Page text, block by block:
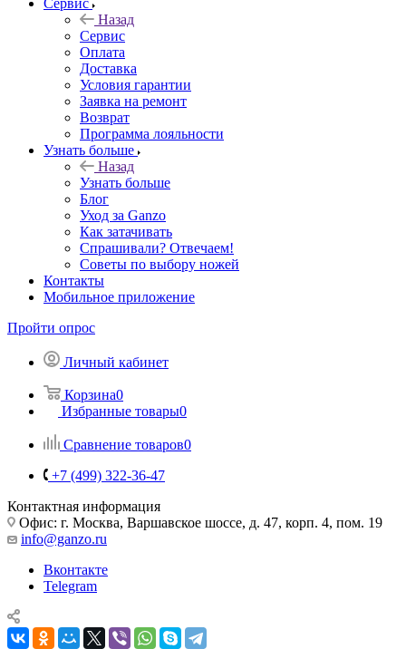
Сервис
Назад
Сервис
Оплата
Доставка
Условия гарантии
Заявка на ремонт
Возврат
Программа лояльности
Узнать больше
Назад
Узнать больше
Блог
Уход за Ganzo
Как затачивать
Спрашивали? Отвечаем!
Советы по выбору ножей
Контакты
Мобильное приложение
Пройти опрос
Личный кабинет
Корзина0
Избранные товары0
Сравнение товаров0
+7 (499) 322-36-47
Контактная информация
Офис: г. Москва, Варшавское шоссе, д. 47, корп. 4, пом. 19
info@ganzo.ru
Вконтакте
Telegram